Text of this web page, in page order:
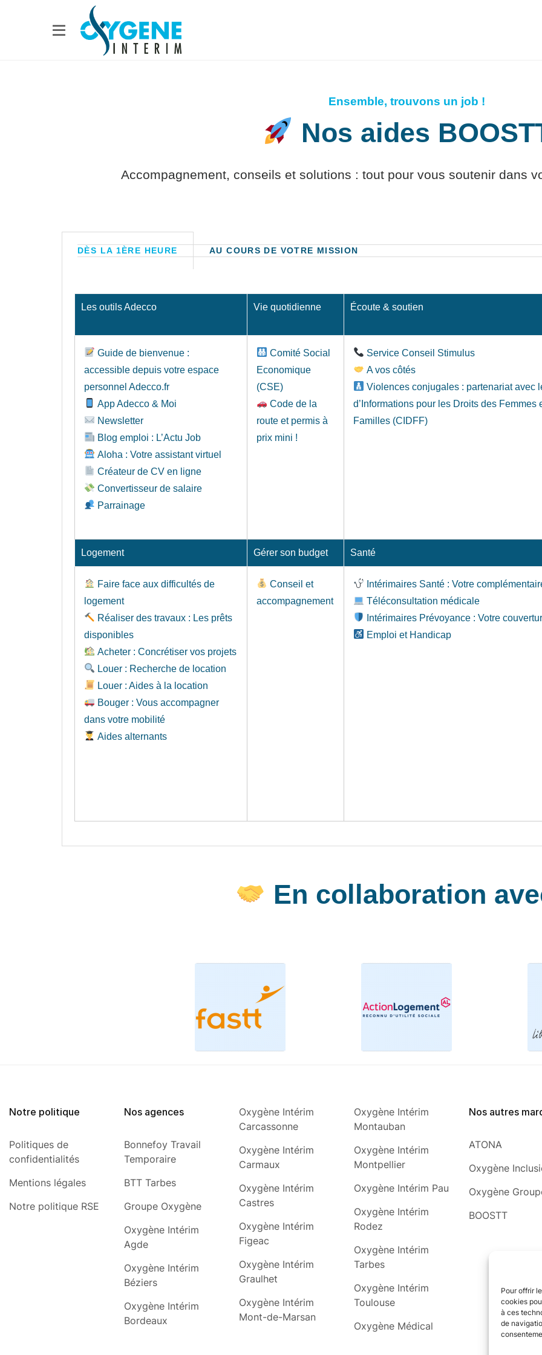
Pour offrir
cookies
à ces
de
Ensemble, trouvons un job !
Nos aides
Accompagnement, conseils et solutions : tout pour vous soutenir dans
DÈS LA 1ÈRE HEURE AU COURS DE VOTRE MISSION
Les outils Adecco Vie quotidienne Écoute & soutien
Guide de bienvenue :
accessible depuis votre espace
personnel Adecco.fr
App Adecco & Moi
Newsletter
Blog emploi : L’Actu Job
Aloha : Votre assistant virtuel
Créateur de CV en ligne
Convertisseur de salaire
Parrainage
Comité Social
Economique
(CSE)
Code de la
route et permis à
prix mini !
Service Conseil Stimulus
A vos côtés
Violences conjugales : partenariat avec
d’Informations pour les Droits des Femmes
Familles (CIDFF)
Logement Gérer son budget Santé
Faire face aux difficultés de
logement
Réaliser des travaux : Les prêts
disponibles
Acheter : Concrétiser vos projets
Louer : Recherche de location
Louer : Aides à la location
Bouger : Vous accompagner
dans votre mobilité
Aides alternants
Conseil et
accompagnement
Intérimaires Santé : Votre
Téléconsultation médicale
Intérimaires Prévoyance : Votre
Emploi et Handicap
En collaboration
Notre politique
Politiques de
confidentialités
Mentions légales
Notre politique RSE
Nos agences
Bonnefoy Travail
Temporaire
BTT Tarbes
Groupe Oxygène
Oxygène Intérim
Agde
Oxygène Intérim
Béziers
Oxygène Intérim
Bordeaux
Oxygène Intérim
Carcassonne
Oxygène Intérim
Carmaux
Oxygène Intérim
Castres
Oxygène Intérim
Figeac
Oxygène Intérim
Graulhet
Oxygène Intérim
Mont-de-Marsan
Oxygène Intérim
Montauban
Oxygène Intérim
Montpellier
Oxygène Intérim Pau
Oxygène Intérim
Rodez
Oxygène Intérim
Tarbes
Oxygène Intérim
Toulouse
Oxygène Médical
Nos autres
ATONA
Oxygène
Oxygène
BOOSTT